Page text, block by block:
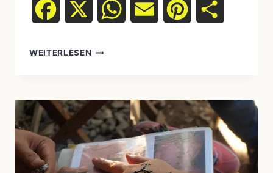
Facebook WhatsAppEmail Pinterest
WEITERLESEN
HEUTE:
EIN
VERGLEICH